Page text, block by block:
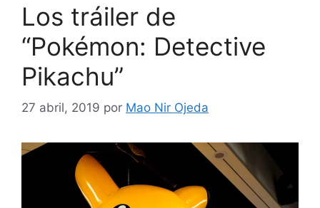
Los tráiler de
“Pokémon: Detective
Pikachu”
27 abril, 2019 por Mao Nir Ojeda